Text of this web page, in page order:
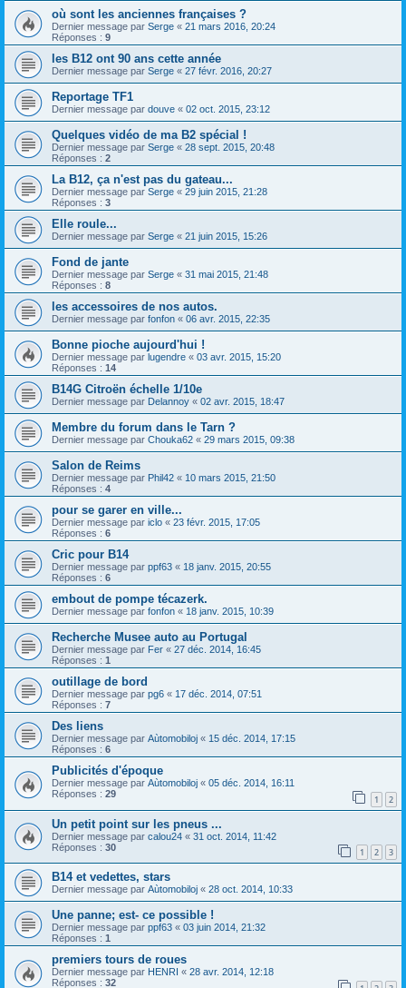
où sont les anciennes françaises ?
Dernier message par Serge « 21 mars 2016, 20:24
Réponses : 9
les B12 ont 90 ans cette année
Dernier message par Serge « 27 févr. 2016, 20:27
Reportage TF1
Dernier message par douve « 02 oct. 2015, 23:12
Quelques vidéo de ma B2 spécial !
Dernier message par Serge « 28 sept. 2015, 20:48
Réponses : 2
La B12, ça n'est pas du gateau...
Dernier message par Serge « 29 juin 2015, 21:28
Réponses : 3
Elle roule...
Dernier message par Serge « 21 juin 2015, 15:26
Fond de jante
Dernier message par Serge « 31 mai 2015, 21:48
Réponses : 8
les accessoires de nos autos.
Dernier message par fonfon « 06 avr. 2015, 22:35
Bonne pioche aujourd'hui !
Dernier message par lugendre « 03 avr. 2015, 15:20
Réponses : 14
B14G Citroën échelle 1/10e
Dernier message par Delannoy « 02 avr. 2015, 18:47
Membre du forum dans le Tarn ?
Dernier message par Chouka62 « 29 mars 2015, 09:38
Salon de Reims
Dernier message par Phil42 « 10 mars 2015, 21:50
Réponses : 4
pour se garer en ville...
Dernier message par iclo « 23 févr. 2015, 17:05
Réponses : 6
Cric pour B14
Dernier message par ppf63 « 18 janv. 2015, 20:55
Réponses : 6
embout de pompe técazerk.
Dernier message par fonfon « 18 janv. 2015, 10:39
Recherche Musee auto au Portugal
Dernier message par Fer « 27 déc. 2014, 16:45
Réponses : 1
outillage de bord
Dernier message par pg6 « 17 déc. 2014, 07:51
Réponses : 7
Des liens
Dernier message par Aùtomobiloj « 15 déc. 2014, 17:15
Réponses : 6
Publicités d'époque
Dernier message par Aùtomobiloj « 05 déc. 2014, 16:11
Réponses : 29 1 2
Un petit point sur les pneus ...
Dernier message par calou24 « 31 oct. 2014, 11:42
Réponses : 30 1 2 3
B14 et vedettes, stars
Dernier message par Aùtomobiloj « 28 oct. 2014, 10:33
Une panne; est- ce possible !
Dernier message par ppf63 « 03 juin 2014, 21:32
Réponses : 1
premiers tours de roues
Dernier message par HENRI « 28 avr. 2014, 12:18
Réponses : 32